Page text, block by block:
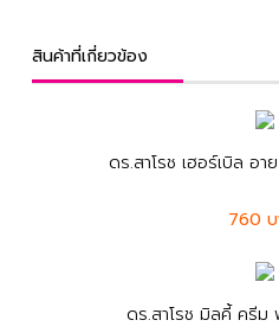
สินค้าที่เกี่ยวข้อง
ดร.สาโรช เฮอร์เบิล อ
760
ดร.สาโรช มิลคี้ ครีม